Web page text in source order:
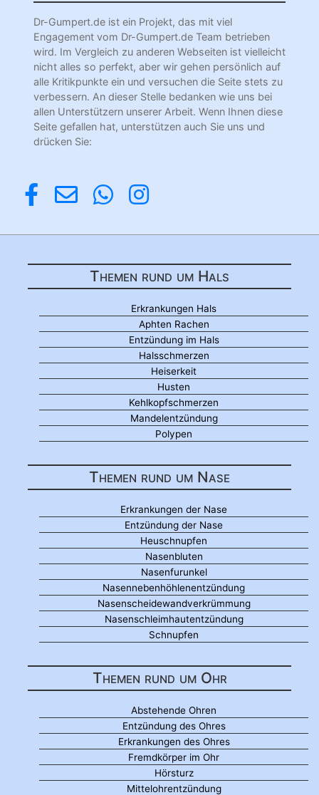
Dr-Gumpert.de ist ein Projekt, das mit viel
Engagement vom Dr-Gumpert.de Team betrieben
wird. Im Vergleich zu anderen Webseiten ist vielleicht
nicht alles so perfekt, aber wir gehen persönlich auf
alle Kritikpunkte ein und versuchen die Seite stets zu
verbessern. An dieser Stelle bedanken wie uns bei
allen Unterstützern unserer Arbeit. Wenn Ihnen diese
Seite gefallen hat, unterstützen auch Sie uns und
drücken Sie:
Themen rund um Hals
Erkrankungen Hals
Aphten Rachen
Entzündung im Hals
Halsschmerzen
Heiserkeit
Husten
Kehlkopfschmerzen
Mandelentzündung
Polypen
Themen rund um Nase
Erkrankungen der Nase
Entzündung der Nase
Heuschnupfen
Nasenbluten
Nasenfurunkel
Nasennebenhöhlenentzündung
Nasenscheidewandverkrümmung
Nasenschleimhautentzündung
Schnupfen
Themen rund um Ohr
Abstehende Ohren
Entzündung des Ohres
Erkrankungen des Ohres
Fremdkörper im Ohr
Hörsturz
Mittelohrentzündung